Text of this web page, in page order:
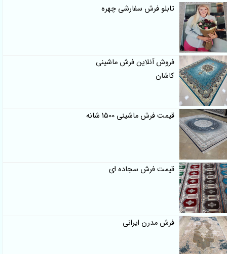
تابلو فرش سفارشی چهره
فروش آنلاین فرش ماشینی
کاشان
قیمت فرش ماشینی 1500 شانه
قیمت فرش سجاده ای
فرش مدرن ایرانی